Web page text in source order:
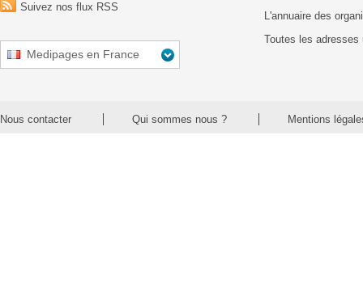
Suivez nos flux RSS
Medipages en France
L'annuaire des
Toutes les adresses
Nous contacter Qui sommes nous ? Mentions